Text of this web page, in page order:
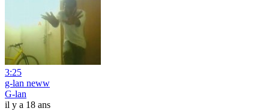
3:25
g-lan neww
G-lan
il y a 18 ans